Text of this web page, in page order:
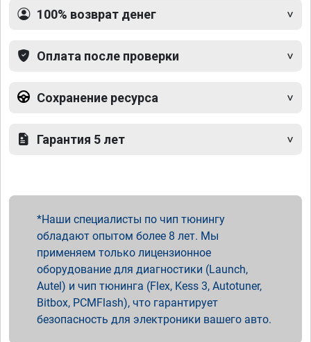
100% возврат денег
Оплата после проверки
Сохранение ресурса
Гарантия 5 лет
Наши специалисты по чип тюнингу
обладают опытом более 8 лет. Мы
применяем только лицензионное
оборудование для диагностики (Launch,
Autel) и чип тюнинга (Flex, Kess 3, Autotuner,
Bitbox, PCMFlash), что гарантирует
безопасность для электроники вашего авто.